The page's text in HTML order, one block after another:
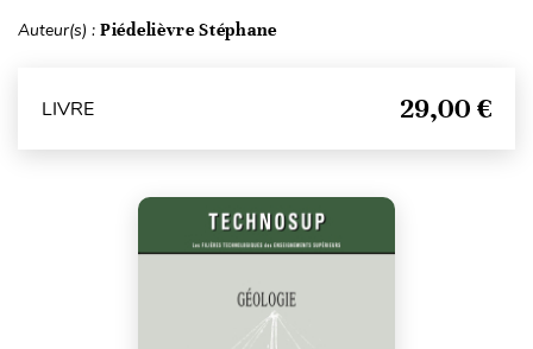
Auteur(s) : Piédelièvre Stéphane
LIVRE 29,00 €